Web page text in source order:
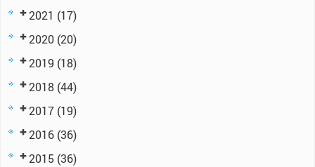
2021 (17)
2020 (20)
2019 (18)
2018 (44)
2017 (19)
2016 (36)
2015 (36)